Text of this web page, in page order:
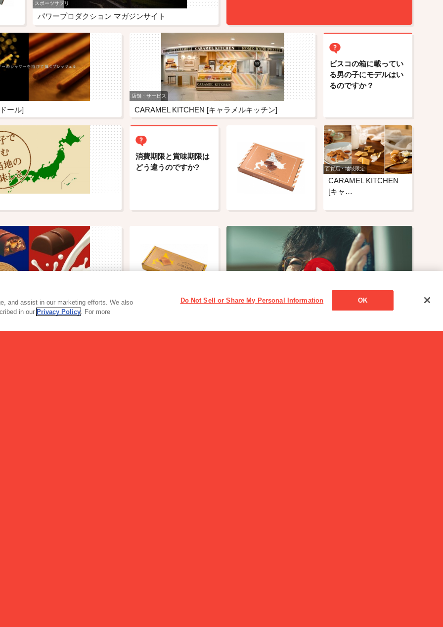
スポーツサプリ
パワープロダクション マガジンサイト
ール]
店舗・サービス
CARAMEL KITCHEN [キャラメルキッチン]
ビスコの箱に載ってい
る男の子にモデルはい
るのですか？
消費期限と賞味期限は
どう違うのですか?
百貨店・地域限定
CARAMEL KITCHEN
[キャ…
ラ
and assist in our marketing efforts. We also
in our Privacy Policy. For more
Do Not Sell or Share My Personal Information OK